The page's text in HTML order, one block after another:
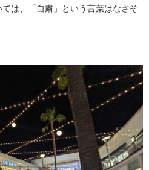
は、「自粛」という言葉はなさそ